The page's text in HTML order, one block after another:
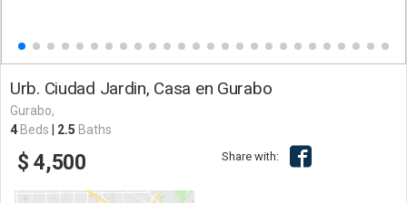
Urb. Ciudad Jardin, Casa en Gurabo
Gurabo,
4 Beds 2.5 Baths
$ 4,500 Share with: